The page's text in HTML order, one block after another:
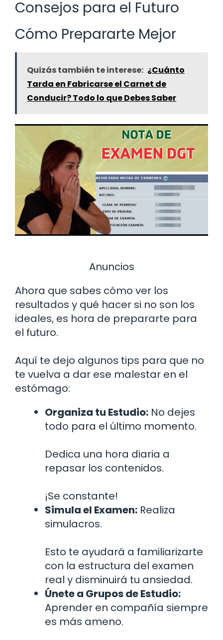
Consejos para el Futuro
Cómo Prepararte Mejor
Quizás también te interese: ¿Cuánto
Tarda en Fabricarse el Carnet de
Conducir? Todo lo que Debes Saber
Anuncios
Ahora que sabes cómo ver los
resultados y qué hacer si no son los
ideales, es hora de prepararte para
el futuro.
Aquí te dejo algunos tips para que no
te vuelva a dar ese malestar en el
estómago:
Organiza tu Estudio: No dejes
todo para el último momento.
Dedica una hora diaria a
repasar los contenidos.
¡Se constante!
Simula el Examen: Realiza
simulacros.
Esto te ayudará a familiarizarte
con la estructura del examen
real y disminuirá tu ansiedad.
Únete a Grupos de Estudio:
Aprender en compañía siempre
es más ameno.